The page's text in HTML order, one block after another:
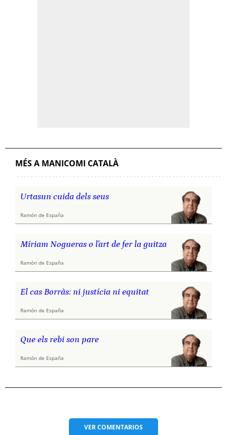
MÉS A MANICOMI CATALÀ
Urtasun cuida dels seus
Ramón de España
Míriam Nogueras o l'art de fer la guitza
Ramón de España
El cas Borràs: ni justícia ni equitat
Ramón de España
Que els rebi son pare
Ramón de España
VERCOMENTARIOS